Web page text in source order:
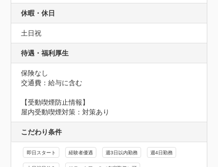
休暇・休日
土日祝
待遇・福利厚生
保険なし
交通費：給与に含む
【受動喫煙防止情報】
屋内受動喫煙対策：対策あり
こだわり条件
即日スタート 経験者優遇 週3日以内勤務 週4日勤務